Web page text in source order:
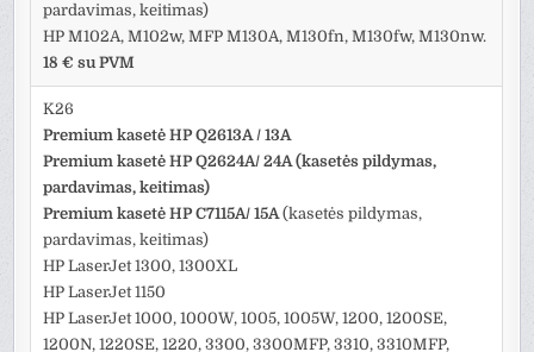
pardavimas, keitimas)
HP M102A, M102w, MFP M130A, M130fn, M130fw, M130nw.
18 € su PVM
K26
Premium kasetė HP Q2613A / 13A
Premium kasetė HP Q2624A/ 24A (kasetės pildymas,
pardavimas, keitimas)
Premium kasetė HP C7115A/ 15A(kasetės pildymas,
pardavimas, keitimas)
HP LaserJet 1300, 1300XL
HP LaserJet 1150
HP LaserJet 1000, 1000W, 1005, 1005W, 1200, 1200SE,
1200N, 1220SE, 1220, 3300, 3300MFP, 3310, 3310MFP,